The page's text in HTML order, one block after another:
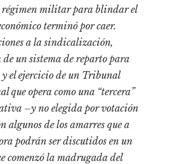
régimen militar para blindar el
terminó por caer.
a la sindicalización,
un sistema de reparto para
y el ejercicio de un Tribunal
que opera como una “tercera”
–y no elegida por votación
algunos de los amarres que a
podrán ser discutidos en un
comenzó la madrugada del